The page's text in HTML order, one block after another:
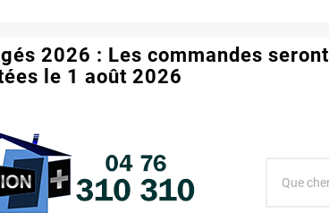
2026 : Les commandes seront
le 1 août 2026